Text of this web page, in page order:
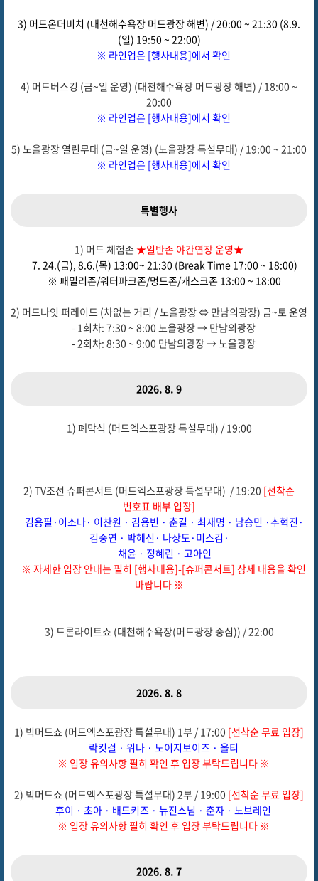
3) 머드온더비치 (대천해수욕장 머드광장 해변) / 20:00 ~ 21:30 (8.9.
(일) 19:50 ~ 22:00)
※ 라인업은 [행사내용]에서 확인
4) 머드버스킹 (금~일 운영) (대천해수욕장 머드광장 해변) / 18:00 ~
20:00
※ 라인업은 [행사내용]에서 확인
5) 노을광장 열린무대 (금~일 운영) (노을광장 특설무대) / 19:00 ~ 21:00
※ 라인업은 [행사내용]에서 확인
특별행사
1) 머드 체험존 ★일반존 야간연장 운영★
7. 24.(금), 8.6.(목) 13:00~ 21:30 (Break Time 17:00 ~ 18:00)
※ 패밀리존/워터파크존/멍드존/캐스크존 13:00 ~ 18:00
2) 머드나잇 퍼레이드 (차없는 거리 / 노을광장 ⇔ 만남의광장) 금~토 운영
- 1회차: 7:30 ~ 8:00 노을광장 → 만남의광장
- 2회차: 8:30 ~ 9:00 만남의광장 → 노을광장
2026. 8. 9
1) 폐막식 (머드엑스포광장 특설무대) / 19:00
2) TV조선 슈퍼콘서트 (머드엑스포광장 특설무대) / 19:20 [선착순
번호표 배부 입장]
김용필·이소나· 이찬원 · 김용빈 · 춘길 · 최재명 · 남승민 ·추혁진 ·
김중연 · 박혜신 · 나상도· 미스김 ·
채윤 · 정혜린 · 고아인
※ 자세한 입장 안내는 필히 [행사내용]-[슈퍼콘서트] 상세 내용을 확인
바랍니다 ※
3) 드론라이트쇼 (대천해수욕장(머드광장 중심)) / 22:00
2026. 8. 8
1) 빅머드쇼 (머드엑스포광장 특설무대) 1부 / 17:00 [선착순 무료 입장]
락킷걸 · 위나 · 노이지보이즈 · 올티
※ 입장 유의사항 필히 확인 후 입장 부탁드립니다 ※
2) 빅머드쇼 (머드엑스포광장 특설무대) 2부 / 19:00 [선착순 무료 입장]
후이 · 초아 · 배드키즈 · 뉴진스님 · 춘자 · 노브레인
※ 입장 유의사항 필히 확인 후 입장 부탁드립니다 ※
2026. 8. 7